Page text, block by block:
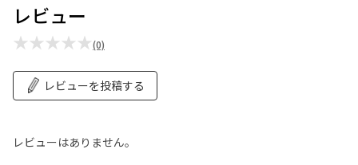
レビュー
★★★★★(0)
レビューを投稿する
レビューはありません。